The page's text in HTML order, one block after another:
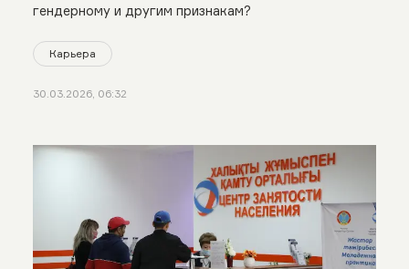
гендерному и другим признакам?
Карьера
30.03.2026, 06:32